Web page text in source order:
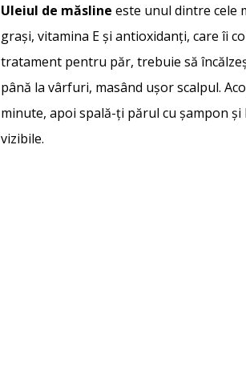
Uleiul de măsline este unul dintre cele
grași, vitamina E și antioxidanți, care îi
tratament pentru păr, trebuie să
până la vârfuri, masând ușor scalpul.
minute, apoi spală-ți părul cu șampon
vizibile.